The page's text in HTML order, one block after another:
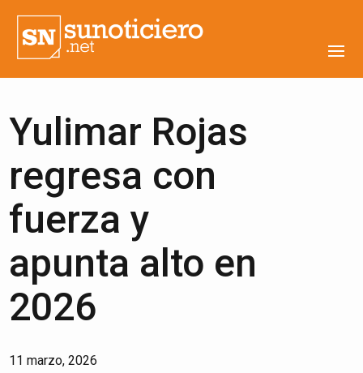
Yulimar Rojas
regresa con
fuerza y
apunta alto en
2026
11 marzo, 2026